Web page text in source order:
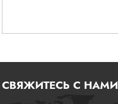
СВЯЖИТЕСЬ С НАМИ